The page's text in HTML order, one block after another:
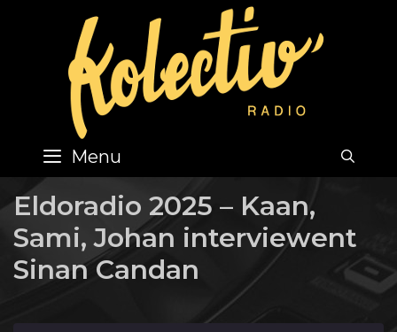
content
Menu
Eldoradio 2025 – Kaan,
Sami, Johan interviewent
Sinan Candan